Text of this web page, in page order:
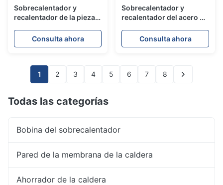
Sobrecalentador y
recalentador de la pieza
para la caldera de la
planta de Industrail
Consulta ahora
Sobrecalentador y
recalentador del acero de
la caldera del intercambio
de calor para las calderas
Consulta ahora
1 2 3 4 5 6 7 8
Todas las categorías
Bobina del sobrecalentador
Pared de la membrana de la caldera
Ahorrador de la caldera